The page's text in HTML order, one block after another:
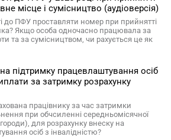
місце і сумісництво (аудіоверсія)
до ПФУ проставляти номер при прийнятті
Якщо особа одночасно працювала за
та за сумісництвом, чи рахується це як
підтримку працевлаштування осіб
за затримку розрахунку
працівнику за час затримки
при обчсиленні середньомісячної
для розрахунку внеску на
осіб з інвалідністю?